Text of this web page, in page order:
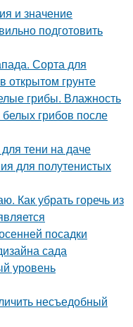
и значение
подготовить
Сорта для
грунте
грибы. Влажность
грибов после
тени на даче
для полутенистых
Как убрать горечь из
посадки
сада
уровень
несъедобный